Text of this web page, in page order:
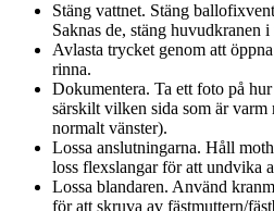
Stäng vattnet. Stäng
Saknas de, stäng huvudkranen i
Avlasta trycket genom att
rinna.
Dokumentera. Ta ett foto på
särskilt vilken sida som är
normalt vänster).
Lossa anslutningarna. Håll
loss flexslangar för att undvika
Lossa blandaren. Använd
för att skruva av fästmuttern/